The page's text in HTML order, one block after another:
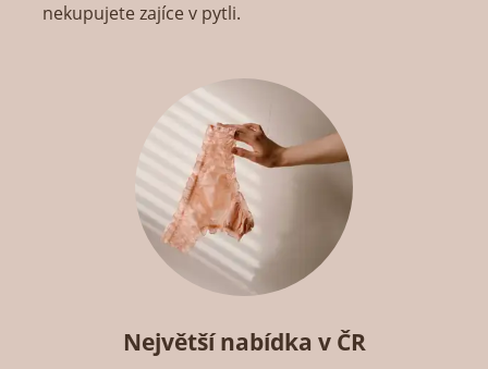
nekupujete zajíce v pytli.
Největší nabídka v ČR